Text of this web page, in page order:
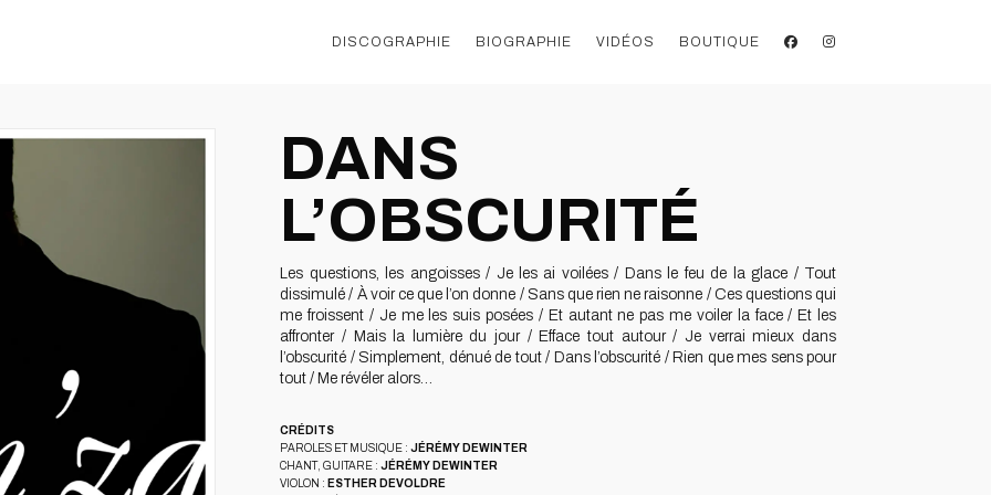
DISCOGRAPHIE BIOGRAPHIE VIDÉOS BOUTIQUE
DANS
L’OBSCURITÉ
Les questions, les angoisses / Je les ai voilées / Dans le feu de la glace / Tout
dissimulé / À voir ce que l’on donne / Sans que rien ne raisonne / Ces questions qui
me froissent / Je me les suis posées / Et autant ne pas me voiler la face / Et les
affronter / Mais la lumière du jour / Efface tout autour / Je verrai mieux dans
l’obscurité / Simplement, dénué de tout / Dans l’obscurité / Rien que mes sens pour
tout / Me révéler alors…
CRÉDITS
PAROLES ET MUSIQUE :JÉRÉMY DEWINTER
CHANT, GUITARE :JÉRÉMY DEWINTER
VIOLON : ESTHER DEVOLDRE